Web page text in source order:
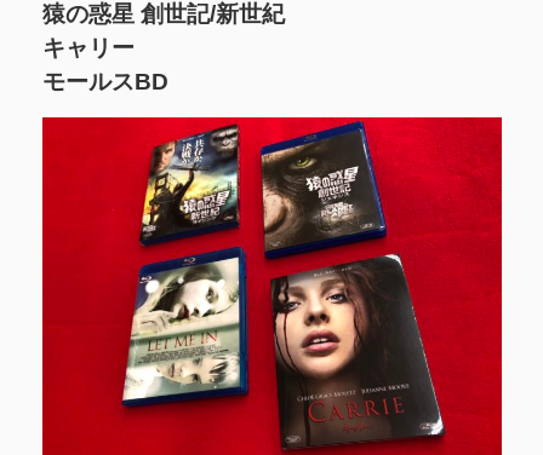
猿の惑星 創世記/新世紀
キャリー
モールスBD